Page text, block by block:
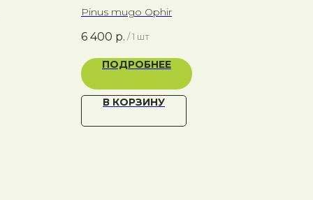
Pinus mugo Ophir
6 400 р. / 1 шт
ПОДРОБНЕЕ
В КОРЗИНУ